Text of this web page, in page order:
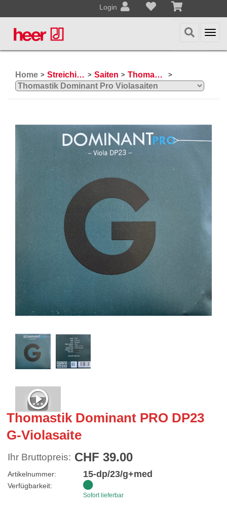
Login
Home > Streichinstrumente > Saiten > Thomastik Violasaiten >
Thomastik Dominant PRO DP23
G-Violasaite
Ihr Bruttopreis: CHF 39.00
Artikelnummer: 15-dp/23/g+med
Verfügbarkeit:
Sofort lieferbar